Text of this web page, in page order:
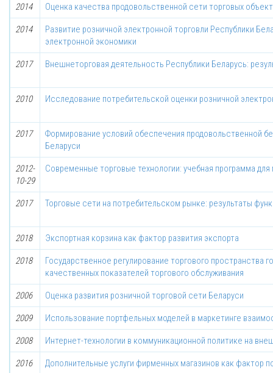
2014 Оценка качества продовольственной сети торговых
2014
Развитие розничной электронной торговли Республики
электронной экономики
2017 Внешнеторговая деятельность Республики Беларусь:
2010 Исследование потребительской оценки розничной
2017
Формирование условий обеспечения продовольственной
Беларуси
2012-
10-29
Современные торговые технологии: учебная программа для
2017 Торговые сети на потребительском рынке: результаты
2018 Экспортная корзина как фактор развития экспорта
2018
Государственное регулирование торгового пространства
качественных показателей торгового обслуживания
2006 Оценка развития розничной торговой сети Беларуси
2009 Использование портфельных моделей в маркетинге
2008 Интернет-технологии в коммуникационной политике на
2016 Дополнительные услуги фирменных магазинов как фактор